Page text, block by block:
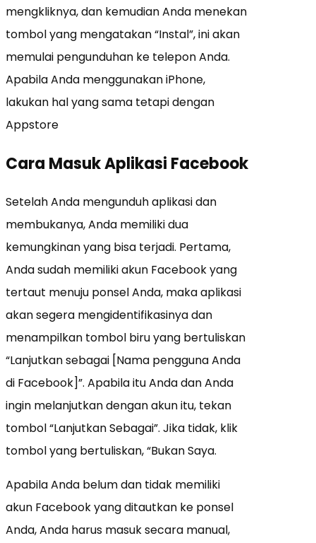
mengkliknya, dan kemudian Anda menekan
tombol yang mengatakan “Instal”, ini akan
memulai pengunduhan ke telepon Anda.
Apabila Anda menggunakan iPhone,
lakukan hal yang sama tetapi dengan
Appstore
Cara Masuk Aplikasi Facebook
Setelah Anda mengunduh aplikasi dan
membukanya, Anda memiliki dua
kemungkinan yang bisa terjadi. Pertama,
Anda sudah memiliki akun Facebook yang
tertaut menuju ponsel Anda, maka aplikasi
akan segera mengidentifikasinya dan
menampilkan tombol biru yang bertuliskan
“Lanjutkan sebagai [Nama pengguna Anda
di Facebook]”. Apabila itu Anda dan Anda
ingin melanjutkan dengan akun itu, tekan
tombol “Lanjutkan Sebagai”. Jika tidak, klik
tombol yang bertuliskan, “Bukan Saya.
Apabila Anda belum dan tidak memiliki
akun Facebook yang ditautkan ke ponsel
Anda, Anda harus masuk secara manual,